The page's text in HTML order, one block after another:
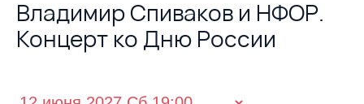
Владимир Спиваков и НФОР.
Концерт ко Дню России